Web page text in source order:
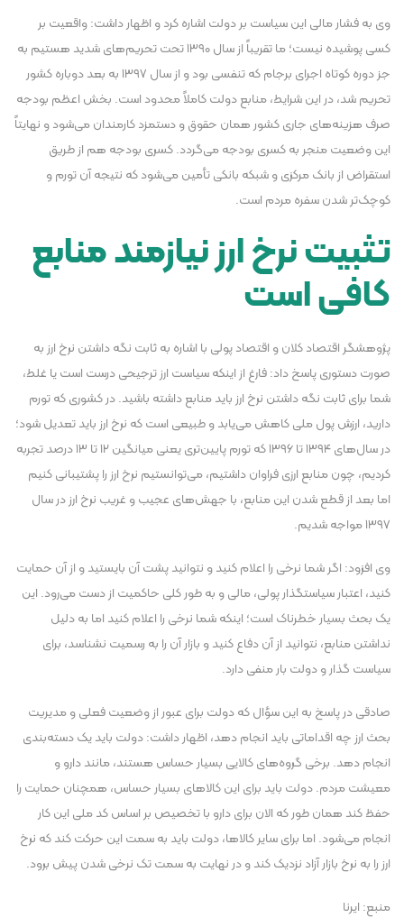
وی به فشار مالی این سیاست بر دولت اشاره کرد و اظهار داشت: واقعیت بر
کسی پوشیده نیست؛ ما تقریباً از سال ۱۳۹۰ تحت تحریم‌های شدید هستیم به
جز دوره کوتاه اجرای برجام که تنفسی بود و از سال ۱۳۹۷ به بعد دوباره کشور
تحریم شد، در این شرایط، منابع دولت کاملاً محدود است. بخش اعظم بودجه
صرف هزینه‌های جاری کشور همان حقوق و دستمزد کارمندان می‌شود و نهایتاً
این وضعیت منجر به کسری بودجه می‌گردد. کسری بودجه هم از طریق
استقراض از بانک مرکزی و شبکه بانکی تأمین می‌شود که نتیجه آن تورم و
کوچک‌تر شدن سفره مردم است.
تثبیت نرخ ارز نیازمند منابع
کافی است
پژوهشگر اقتصاد کلان و اقتصاد پولی با اشاره به ثابت نگه داشتن نرخ ارز به
صورت دستوری پاسخ داد: فارغ از اینکه سیاست ارز ترجیحی درست است یا غلط،
شما برای ثابت نگه داشتن نرخ ارز باید منابع داشته باشید. در کشوری که تورم
دارید، ارزش پول ملی کاهش می‌یابد و طبیعی است که نرخ ارز باید تعدیل شود؛
در سال‌های ۱۳۹۴ تا ۱۳۹۶ که تورم پایین‌تری یعنی میانگین ۱۲ تا ۱۳ درصد تجربه
کردیم، چون منابع ارزی فراوان داشتیم، می‌توانستیم نرخ ارز را پشتیبانی کنیم
اما بعد از قطع شدن این منابع، با جهش‌های عجیب و غریب نرخ ارز در سال
۱۳۹۷ مواجه شدیم.
وی افزود: اگر شما نرخی را اعلام کنید و نتوانید پشت آن بایستید و از آن حمایت
کنید، اعتبار سیاستگذار پولی، مالی و به طور کلی حاکمیت از دست می‌رود. این
یک بحث بسیار خطرناک است؛ اینکه شما نرخی را اعلام کنید اما به دلیل
نداشتن منابع، نتوانید از آن دفاع کنید و بازار آن را به رسمیت نشناسد، برای
سیاست گذار و دولت بار منفی دارد.
صادقی در پاسخ به این سؤال که دولت برای عبور از وضعیت فعلی و مدیریت
بحث ارز چه اقداماتی باید انجام دهد، اظهار داشت: دولت باید یک دسته‌بندی
انجام دهد. برخی گروه‌های کالایی بسیار حساس هستند، مانند دارو و
معیشت مردم. دولت باید برای این کالاهای بسیار حساس، همچنان حمایت را
حفظ کند همان طور که الان برای دارو با تخصیص بر اساس کد ملی این کار
انجام می‌شود. اما برای سایر کالاها، دولت باید به سمت این حرکت کند که نرخ
ارز را به نرخ بازار آزاد نزدیک کند و در نهایت به سمت تک نرخی شدن پیش برود.
منبع: ایرنا